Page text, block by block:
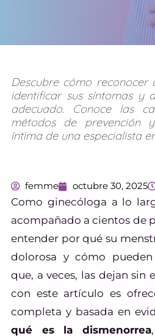
Descubre cómo reconocer
identificar sus síntomas y
adecuado. Conoce las
métodos de prevención
íntima de una especialista
femme octubre 30, 2025
Como ginecóloga a lo
acompañado a cientos de
entender por qué su
dolorosa y cómo
que, a veces, las dejan sin
con este artículo es
completa y basada en
qué es la dismenorrea